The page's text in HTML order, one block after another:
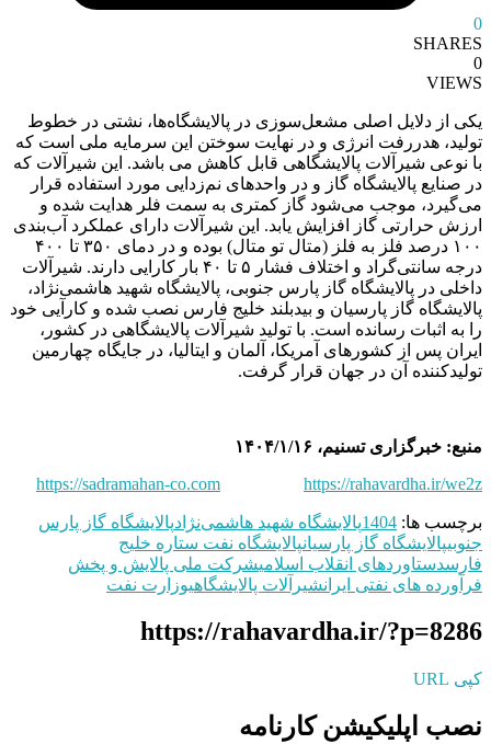
0
SHARES
0
VIEWS
یکی از دلایل اصلی مشعل‌سوزی در پالایشگاه‌ها، نشتی در خطوط
تولید، هدررفت انرژی و در نهایت سوختن این سرمایه ملی است که
با نوعی شیرآلات پالایشگاهی قابل کاهش می باشد. این شیرآلات که
در صنایع پالایشگاه گاز و در واحدهای نم‌زدایی مورد استفاده قرار
می‌گیرد، موجب می‌شود گاز کمتری به سمت فلر هدایت شده و
ارزش حرارتی گاز افزایش یابد. این شیرآلات دارای عملکرد آب‌بندی
۱۰۰ درصد فلز به فلز (متال تو متال) بوده و در دمای ۳۵۰ تا ۴۰۰
درجه سانتی‌گراد و اختلاف فشار ۵ تا ۴۰ بار کارایی دارند. شیرآلات
داخلی در پالایشگاه گاز پارس جنوبی، پالایشگاه شهید هاشمی‌نژاد،
پالایشگاه گاز پارسیان و بیدبلند خلیج فارس نصب شده و کارآیی خود
را به اثبات رسانده است. با تولید شیرآلات پالایشگاهی در کشور،
ایران پس از کشورهای آمریکا، آلمان و ایتالیا، در جایگاه چهارمین
تولیدکننده آن در جهان قرار گرفت.
منبع: خبرگزاری تسنیم، ۱۴۰۴/۱/۱۶
https://sadramahan-co.com
https://rahavardha.ir/we2z
برچسب ها: 1404پالایشگاه شهید هاشمی‌نژادپالایشگاه گاز پارس
جنوبیپالایشگاه گاز پارسیانپالایشگاه نفت ستاره خلیج
فارسدستاوردهای انقلاب اسلامیشرکت ملی پالایش و پخش
فرآورده‌ های نفتی ایرانشیرآلات پالایشگاهیوزارت نفت
https://rahavardha.ir/?p=8286
کپی URL
نصب اپلیکیشن کارنامه